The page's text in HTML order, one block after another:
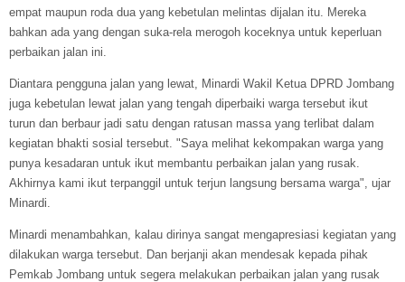
empat maupun roda dua yang kebetulan melintas dijalan itu. Mereka
bahkan ada yang dengan suka-rela merogoh koceknya untuk keperluan
perbaikan jalan ini.
Diantara pengguna jalan yang lewat, Minardi Wakil Ketua DPRD Jombang
juga kebetulan lewat jalan yang tengah diperbaiki warga tersebut ikut
turun dan berbaur jadi satu dengan ratusan massa yang terlibat dalam
kegiatan bhakti sosial tersebut. "Saya melihat kekompakan warga yang
punya kesadaran untuk ikut membantu perbaikan jalan yang rusak.
Akhirnya kami ikut terpanggil untuk terjun langsung bersama warga", ujar
Minardi.
Minardi menambahkan, kalau dirinya sangat mengapresiasi kegiatan yang
dilakukan warga tersebut. Dan berjanji akan mendesak kepada pihak
Pemkab Jombang untuk segera melakukan perbaikan jalan yang rusak